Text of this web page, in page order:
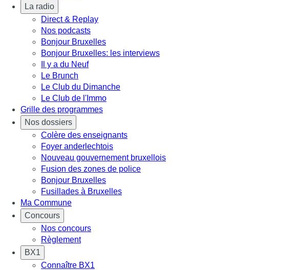
La radio
Direct & Replay
Nos podcasts
Bonjour Bruxelles
Bonjour Bruxelles: les interviews
Il y a du Neuf
Le Brunch
Le Club du Dimanche
Le Club de l'Immo
Grille des programmes
Nos dossiers
Colère des enseignants
Foyer anderlechtois
Nouveau gouvernement bruxellois
Fusion des zones de police
Bonjour Bruxelles
Fusillades à Bruxelles
Ma Commune
Concours
Nos concours
Règlement
BX1
Connaître BX1